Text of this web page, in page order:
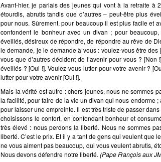
Avant-hier, je parlais des jeunes qui vont à la retraite à
étourdis, abrutis tandis que d’autres – peut-être plus
pour nous. Sûrement, pour beaucoup il est plus facile et
confondent le bonheur avec un divan ; pour
éveillés, désireux de répondre, de répondre au rêve de
le demande, je le demande à vous : voulez-vous être
vous que d’autres décident de l’avenir pour vous ?
éveillés ? [Oui !]. Voulez-vous lutter pour votre avenir ?
lutter pour votre avenir [Oui !].
Mais la vérité est autre : chers jeunes, nous ne sommes
la facilité, pour faire de la vie un divan qui nous endorme
pour laisser une empreinte. Il est très triste de passer
choisissons le confort, en confondant bonheur et
très élevé : nous perdons la liberté. Nous ne sommes
liberté. C’est le prix. Et il y a tant de gens qui veulent que
ne vous aiment pas beaucoup, qui vous veulent abrutis,
Nous devons défendre notre liberté. (Pape François aux